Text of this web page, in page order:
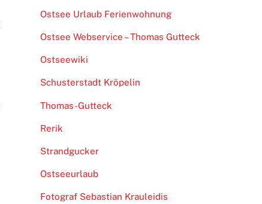
Ostsee Urlaub Ferienwohnung
Ostsee Webservice – Thomas Gutteck
Ostseewiki
Schusterstadt Kröpelin
Thomas-Gutteck
Rerik
Strandgucker
Ostseeurlaub
Fotograf Sebastian Krauleidis